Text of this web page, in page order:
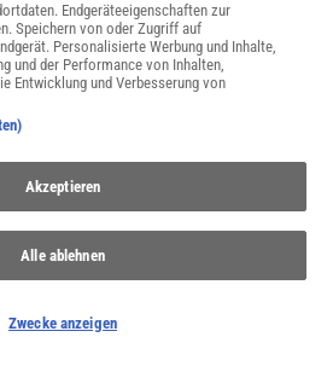
Newsletter abonnieren
jederzeit wieder abbestellen. Infos zu unserem Umgang
Endgeräteeigenschaften zur
Speichern von oder Zugriff auf
Personalisierte Werbung und Inhalte,
und der Performance von Inhalten,
Entwicklung und Verbesserung von
Akzeptieren
Alle ablehnen
Zwecke anzeigen